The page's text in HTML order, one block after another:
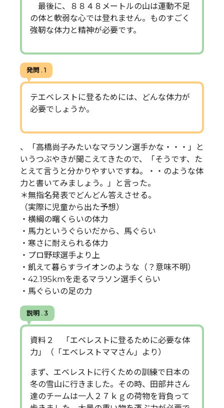
最後に、８８４８メートルの山は運動不足
の体と軟弱な心では登れません。ものすごく
強靭な体力と精神が必要です。
発問 . 1
テエベレストに登るためには、どんな体力が
必要でしょうか。
、「高橋尚子みたいなマラソン選手かな・・・」と
いうつぶやきが聞こえてきたので、「そうです、た
とえて言うと分かりやすいですね。・・のような体
力と書いてみましょう。」と言った。
＊無指名発表でどんどん答えさせる。
（実際に児童から出た予想）
・横綱の曙くらいの体力
・馬力というぐらいだから、馬ぐらい
・寒さに耐えられる体力
・プロ野球選手より上
・飢えて暮らすライオンのような（？意味不明）
・42.195kmを走るマラソン選手くらい
・馬ぐらいの足の力
説明 . 3
資料２ 「エベレストに登るために必要な体
力」（「エベレストママさん」より）
まず、エベレストに行くための訓練で日本の
冬の雪山に行きました。その時、田部井さん
達のチームは一人２７ｋｇの荷物を背負って